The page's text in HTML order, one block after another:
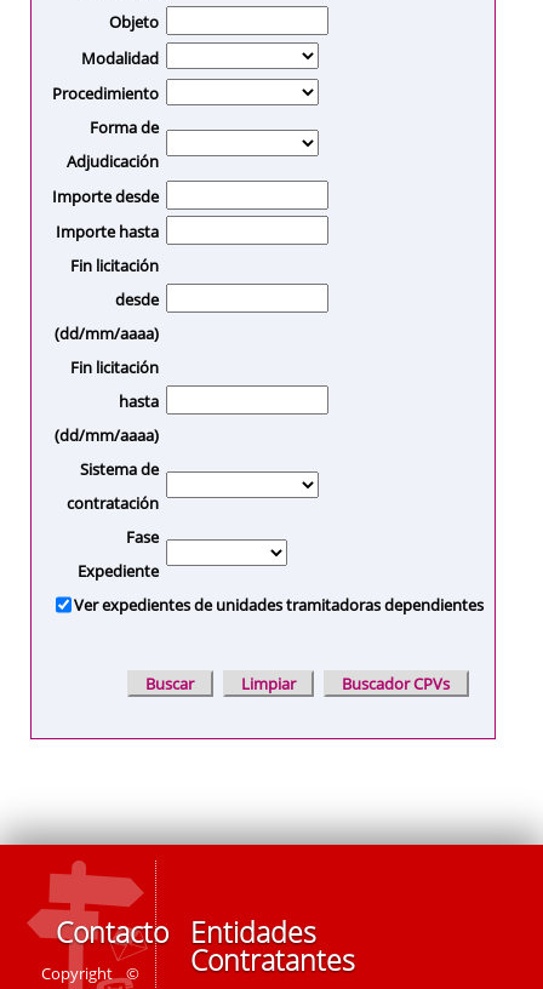
Objeto
Modalidad
Procedimiento
Forma de
Adjudicación
Importe desde
Importe hasta
Fin licitación
desde
(dd/mm/aaaa)
Fin licitación
hasta
(dd/mm/aaaa)
Sistema de
contratación
Fase
Expediente
Ver expedientes de unidades tramitadoras dependientes
Contacto
Copyright ©
Entidades
Contratantes